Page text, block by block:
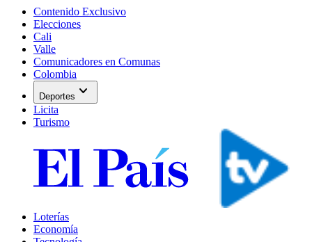
Contenido Exclusivo
Elecciones
Cali
Valle
Comunicadores en Comunas
Colombia
Deportes expand_more
Licita
Turismo
Loterías
Economía